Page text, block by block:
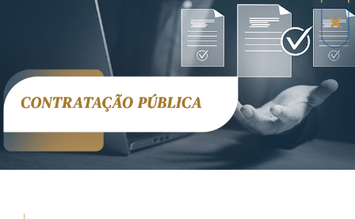
Receba por RSS
Batel Curitiba/PR CEP 80240-000
Telefone (41) 2109-8666
Whatsapp (41) 98881-6616